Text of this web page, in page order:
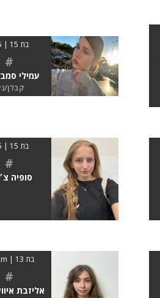
בת 15 | 165
#
עמילי
קבלן/
בת 15 | 165
#
סופיה
בת 13 | 164cm
#
אליזבת